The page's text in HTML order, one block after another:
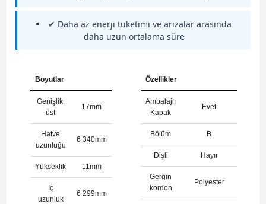
✔ Daha az enerji tüketimi ve arızalar arasında
daha uzun ortalama süre
Boyutlar
Genişlik,
üst
17mm
Hatve
uzunluğu
6 340mm
Yükseklik 11mm
İç
uzunluk
6 299mm
Özellikler
Ambalajlı
Kapak
Evet
Bölüm B
Dişli Hayır
Gergin
kordon
Polyester